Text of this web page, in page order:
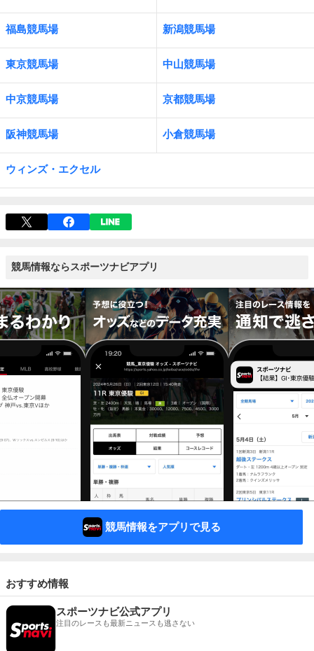
福島競馬場 新潟競馬場
東京競馬場 中山競馬場
中京競馬場 京都競馬場
阪神競馬場 小倉競馬場
ウィンズ・エクセル
競馬情報ならスポーツナビアプリ
競馬情報をアプリで見る
おすすめ情報
スポーツナビ公式アプリ
注目のレースも最新ニュースも逃さない